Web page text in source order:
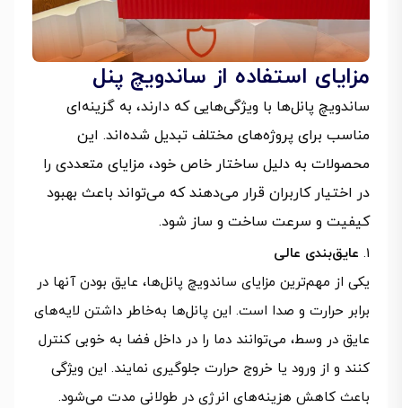
مزایای استفاده از ساندویچ پنل
ساندویچ پانل‌ها با ویژگی‌هایی که دارند، به گزینه‌ای
مناسب برای پروژه‌های مختلف تبدیل شده‌اند. این
محصولات به دلیل ساختار خاص خود، مزایای متعددی را
در اختیار کاربران قرار می‌دهند که می‌تواند باعث بهبود
کیفیت و سرعت ساخت‌ و ساز شود.
عایق‌بندی عالی
یکی از مهم‌ترین مزایای ساندویچ پانل‌ها، عایق بودن آنها در
برابر حرارت و صدا است. این پانل‌ها به‌خاطر داشتن لایه‌های
عایق در وسط، می‌توانند دما را در داخل فضا به‌ خوبی کنترل
کنند و از ورود یا خروج حرارت جلوگیری نمایند. این ویژگی
باعث کاهش هزینه‌های انرژی در طولانی‌ مدت می‌شود.